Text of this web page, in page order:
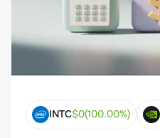
INTC$0(100.00%)